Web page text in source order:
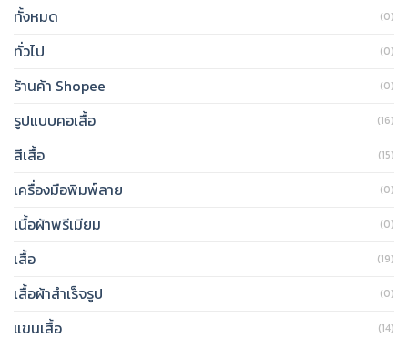
ทั้งหมด (0)
ทั่วไป (0)
ร้านค้า Shopee (0)
รูปแบบคอเสื้อ (16)
สีเสื้อ (15)
เครื่องมือพิมพ์ลาย (0)
เนื้อผ้าพรีเมียม (0)
เสื้อ (19)
เสื้อผ้าสำเร็จรูป (0)
แขนเสื้อ (14)